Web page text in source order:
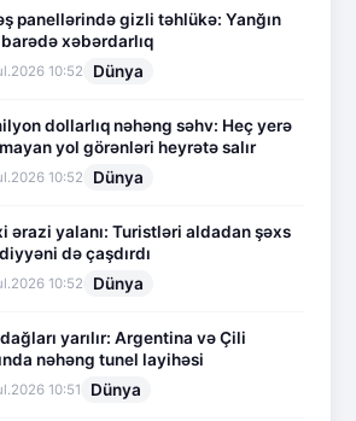
panellərində gizli təhlükə: Yanğın
xəbərdarlıq
10:52 Dünya
dollarlıq nəhəng səhv: Heç yerə
yol görənləri heyrətə salır
10:52 Dünya
ərazi yalanı: Turistləri aldadan şəxs
də çaşdırdı
10:52 Dünya
yarılır: Argentina və Çili
nəhəng tunel layihəsi
10:51 Dünya